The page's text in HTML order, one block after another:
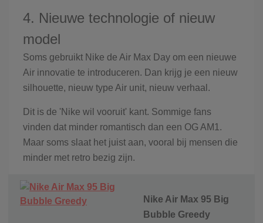
4. Nieuwe technologie of nieuw
model
Soms gebruikt Nike de Air Max Day om een nieuwe
Air innovatie te introduceren. Dan krijg je een nieuw
silhouette, nieuw type Air unit, nieuw verhaal.
Dit is de 'Nike wil vooruit' kant. Sommige fans
vinden dat minder romantisch dan een OG AM1.
Maar soms slaat het juist aan, vooral bij mensen die
minder met retro bezig zijn.
Nike Air Max 95 Big
Bubble Greedy